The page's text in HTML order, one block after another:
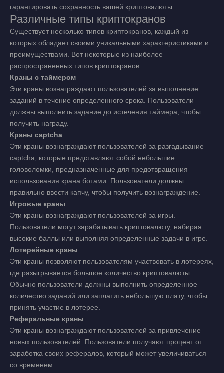
гарантировать сохранность вашей криптовалюты.
Различные типы криптокранов
Существует несколько типов криптокранов, каждый из
которых обладает своими уникальными характеристиками и
преимуществами. Вот некоторые из наиболее
распространенных типов криптокранов:
Краны с таймером
Эти краны вознаграждают пользователей за выполнение
заданий в течение определенного срока. Пользователи
должны выполнить задание до истечения таймера, чтобы
получить награду.
Краны captcha
Эти краны вознаграждают пользователей за разгадывание
captcha, которые представляют собой небольшие
головоломки, предназначенные для предотвращения
использования крана ботами. Пользователи должны
правильно ввести капчу, чтобы получить вознаграждение.
Игровые краны
Эти краны вознаграждают пользователей за игры.
Пользователи могут зарабатывать криптовалюту, набирая
высокие баллы или выполняя определенные задачи в игре.
Лотерейные краны
Эти краны позволяют пользователям участвовать в лотереях,
где разыгрывается большое количество криптовалюты.
Обычно пользователи должны выполнить определенное
количество заданий или заплатить небольшую плату, чтобы
принять участие в лотерее.
Реферальные краны
Эти краны вознаграждают пользователей за привлечение
новых пользователей. Пользователи получают процент от
заработка своих рефералов, который может увеличиваться
со временем.